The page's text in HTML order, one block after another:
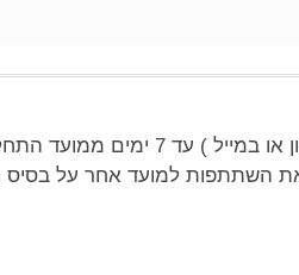
התחלת אירוע.
השתתפות למועד אחר על בסיס